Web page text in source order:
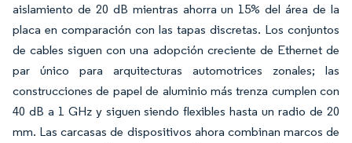
aislamiento de 20 dB mientras ahorra un 15% del área de la
placa en comparación con las tapas discretas. Los conjuntos
de cables siguen con una adopción creciente de Ethernet de
par único para arquitecturas automotrices zonales; las
construcciones de papel de aluminio más trenza cumplen con
40 dB a 1 GHz y siguen siendo flexibles hasta un radio de 20
mm. Las carcasas de dispositivos ahora combinan marcos de